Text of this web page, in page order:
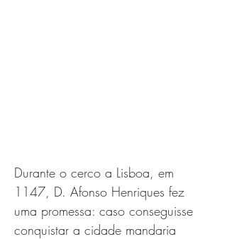
Durante o cerco a Lisboa, em
1147, D. Afonso Henriques fez
uma promessa: caso conseguisse
conquistar a cidade mandaria